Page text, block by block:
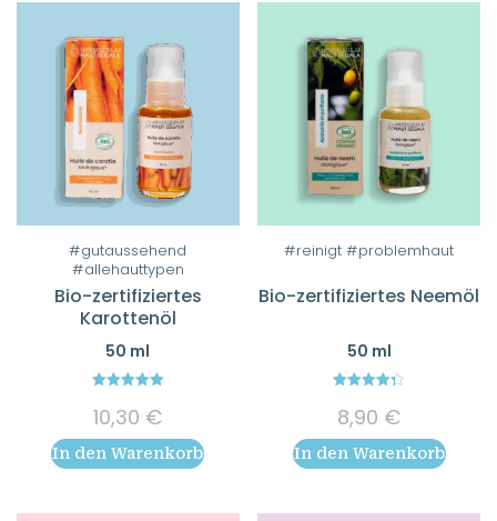
#gutaussehend
#allehauttypen
Bio-zertifiziertes
Karottenöl
50 ml
out of 5
10,30 €
In den Warenkorb
#reinigt #problemhaut
Bio-zertifiziertes Neemöl
50 ml
out of 5
8,90 €
In den Warenkorb